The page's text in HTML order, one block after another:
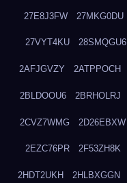
27E8J3FW 27MKG0DU
27VYT4KU 28SMQGU6
2AFJGVZY 2ATPPOCH
2BLDOOU6 2BRHOLRJ
2CVZ7WMG 2D26EBXW
2EZC76PR 2F53ZH8K
2HDT2UKH 2HLBXGGN